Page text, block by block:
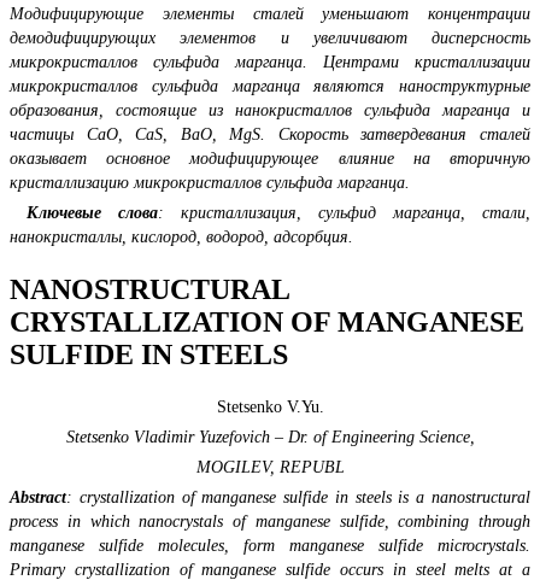
Модифицирующие элементы сталей уменьшают концентрации
демодифицирующих элементов и увеличивают дисперсность
микрокристаллов сульфида марганца. Центрами кристаллизации
микрокристаллов сульфида марганца являются наноструктурные
образования, состоящие из нанокристаллов сульфида марганца и
частицы CaO, CaS, BaO, MgS. Скорость затвердевания сталей
оказывает основное модифицирующее влияние на вторичную
кристаллизацию микрокристаллов сульфида марганца.
Ключевые слова: кристаллизация, сульфид марганца, стали,
нанокристаллы, кислород, водород, адсорбция.
NANOSTRUCTURAL
CRYSTALLIZATION OF MANGANESE
SULFIDE IN STEELS
Stetsenko V.Yu.
Stetsenko Vladimir Yuzefovich – Dr. of Engineering Science,
MOGILEV, REPUBL
Abstract: crystallization of manganese sulfide in steels is a nanostructural
process in which nanocrystals of manganese sulfide, combining through
manganese sulfide molecules, form manganese sulfide microcrystals.
Primary crystallization of manganese sulfide occurs in steel melts at a